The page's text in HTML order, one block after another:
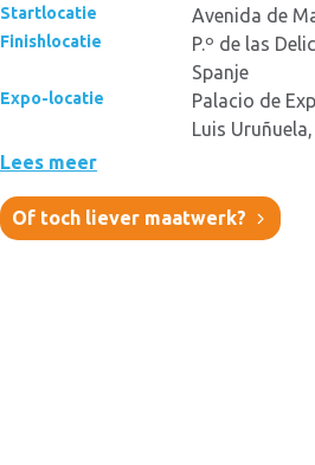
Startlocatie Avenida de
Finishlocatie
P.º de las
Spanje
Expo-locatie
Palacio de
Luis
Lees meer
Of toch liever maatwerk?